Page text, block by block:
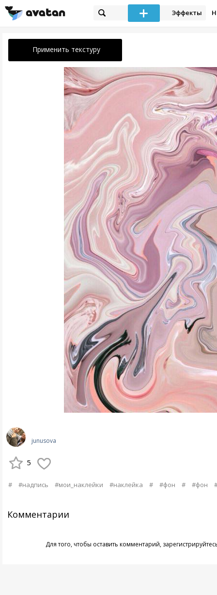
Эффекты
Применить текстуру
junusova
5
# #надпись #мои_наклейки #наклейка # #фон # #фон
Комментарии
Для того, чтобы оставить комментарий,